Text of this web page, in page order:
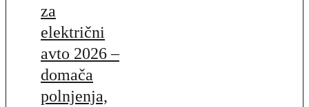
za
električni
avto 2026 –
domača
polnjenja,